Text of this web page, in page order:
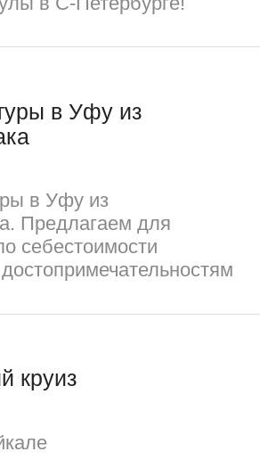
в Уфу из
в Уфу из
Предлагаем для
себестоимости
круиз